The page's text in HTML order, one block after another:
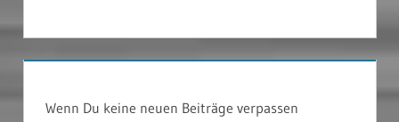
Wenn Du keine neuen Beiträge verpassen